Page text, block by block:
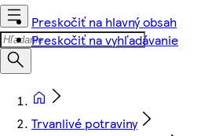
Preskočiť na hlavný obsah
Preskočiť na vyhľadávanie
Trvanlivé potraviny